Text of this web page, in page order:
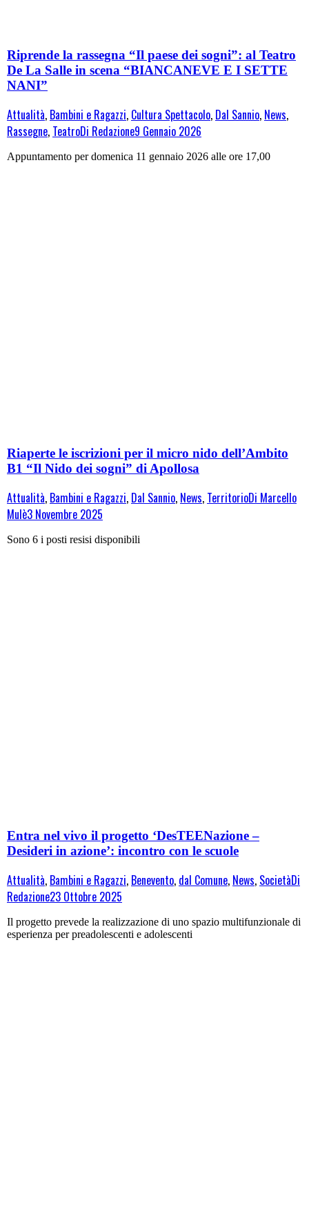
Riprende la rassegna “Il paese dei sogni”: al Teatro
De La Salle in scena “BIANCANEVE E I SETTE
NANI”
Attualità, Bambini e Ragazzi, Cultura Spettacolo, Dal Sannio, News,
Rassegne, TeatroDi Redazione9 Gennaio 2026
Appuntamento per domenica 11 gennaio 2026 alle ore 17,00
Riaperte le iscrizioni per il micro nido dell’Ambito
B1 “Il Nido dei sogni” di Apollosa
Attualità, Bambini e Ragazzi, Dal Sannio, News, TerritorioDi Marcello
Mulè3 Novembre 2025
Sono 6 i posti resisi disponibili
Entra nel vivo il progetto ‘DesTEENazione –
Desideri in azione’: incontro con le scuole
Attualità, Bambini e Ragazzi, Benevento, dal Comune, News, SocietàDi
Redazione23 Ottobre 2025
Il progetto prevede la realizzazione di uno spazio multifunzionale di
esperienza per preadolescenti e adolescenti